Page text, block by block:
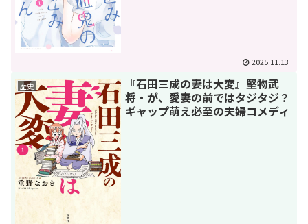
2025.11.13
歴史
『石田三成の妻は大変』堅物武
将・が、愛妻の前ではタジタジ？
ギャップ萌え必至の夫婦コメディ